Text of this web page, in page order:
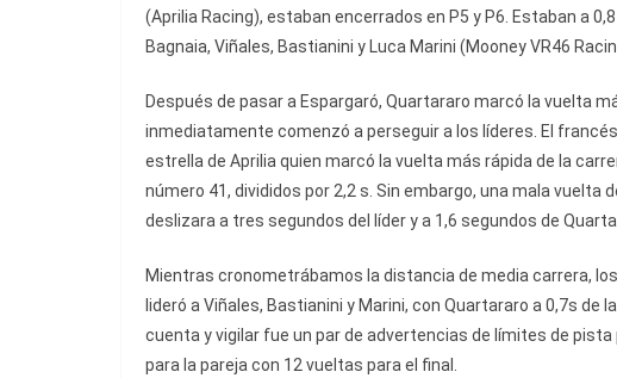
(Aprilia Racing), estaban encerrados en P5 y P6. Estaban a
Bagnaia, Viñales, Bastianini y Luca Marini (Mooney VR46
Después de pasar a Espargaró, Quartararo marcó la vuelta
inmediatamente comenzó a perseguir a los líderes. El
estrella de Aprilia quien marcó la vuelta más rápida de la
número 41, divididos por 2,2 s. Sin embargo, una mala vuelta
deslizara a tres segundos del líder y a 1,6 segundos de
Mientras cronometrábamos la distancia de media carrera,
lideró a Viñales, Bastianini y Marini, con Quartararo a 0,7s de
cuenta y vigilar fue un par de advertencias de límites de
para la pareja con 12 vueltas para el final.